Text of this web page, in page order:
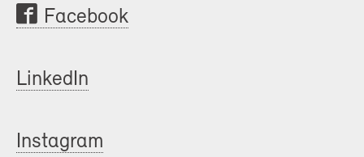
Facebook
LinkedIn
Instagram